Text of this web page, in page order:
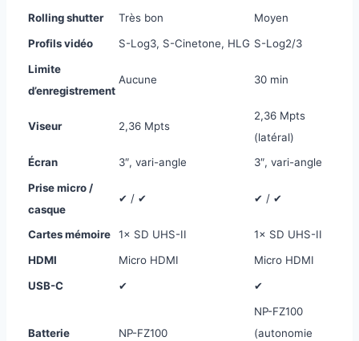
Rolling shutter
Très bon
Moyen
Profils vidéo
S-Log3, S-Cinetone, HLG S-Log2/3
Limite
d’enregistrement
Aucune 30 min
Viseur 2,36 Mpts
2,36 Mpts
(latéral)
Écran
3″, vari-angle
3″, vari-angle
Prise micro /
casque
✔ / ✔ ✔ / ✔
Cartes mémoire 1× SD UHS-II
1× SD UHS-II
HDMI
Micro HDMI
Micro HDMI
USB-C
✔ ✔
Batterie NP-FZ100
NP-FZ100
(autonomie